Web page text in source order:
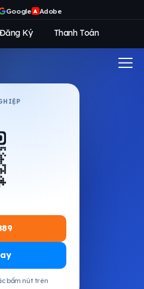
Google A Adobe
Đăng Ký Thanh Toán
bấm nút trên